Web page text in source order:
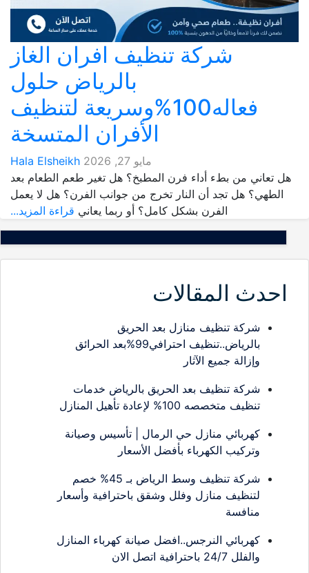
شركة تنظيف افران الغاز
بالرياض حلول
فعاله100%وسريعة لتنظيف
الأفران المتسخة
مايو 27, 2026
Hala Elsheikh
هل تعاني من بطء أداء فرن المطبخ؟ هل تغير طعم الطعام بعد
الطهي؟ هل تجد أن النار تخرج من جوانب الفرن؟ هل لا يعمل
الفرن بشكل كامل؟ أو ربما يعاني قراءة المزيد...
احدث المقالات
شركة تنظيف منازل بعد الحريق
بالرياض..تنظيف احترافي99%بعد الحرائق
وإزالة جميع الآثار
شركة تنظيف بعد الحريق بالرياض خدمات
تنظيف متخصصه 100% لإعادة تأهيل المنازل
كهربائي منازل حي الرمال | تأسيس وصيانة
وتركيب الكهرباء بأفضل الأسعار
شركة تنظيف وسط الرياض بـ 45% خصم
لتنظيف منازل وفلل وشقق باحترافية وأسعار
منافسة
كهربائي النرجس..افضل صيانة كهرباء المنازل
والفلل 24/7 باحترافية اتصل الان